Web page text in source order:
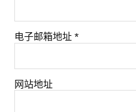
电子邮箱地址 *
网站地址